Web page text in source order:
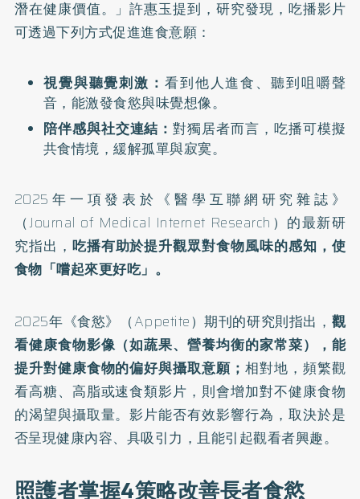
潛在健康價值。」許惠玉提到，研究發現，吃播影片
可透過下列方式促進進食意願：
視覺與聽覺刺激： 看到他人進食、聽到咀嚼聲
音，能激發食慾與味覺想像。
陪伴感與社交連結：對獨居者而言，吃播可模擬
共食情境，緩解孤單與寂寞。
2025年一項發表於《醫學互聯網研究雜誌》
（Journal of Medical Internet Research）的最新研
究指出， 吃播有助於提升觀眾對食物風味的感知，使
食物「嚐起來更好吃」。
2025年《食慾》（Appetite）期刊的研究則指出， 觀
看健康食物影像（如蔬果、營養均衡的家常菜），能
提升對健康食物的偏好與攝取意願； 相對地，頻繁觀
看高糖、高脂或速食類影片，則會增加對不健康食物
的渴望與攝取量。影片能否有效影響行為，取決於是
否呈現健康內容、具吸引力，且能引起觀看者興趣。
照護者掌握4策略改善長者食慾